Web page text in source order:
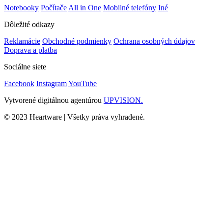
Notebooky Počítače All in One Mobilné telefóny Iné
Dôležité odkazy
Reklamácie Obchodné podmienky Ochrana osobných údajov
Doprava a platba
Sociálne siete
Facebook InstagramYouTube
Vytvorené digitálnou agentúrou UPVISION.
© 2023 Heartware | Všetky práva vyhradené.